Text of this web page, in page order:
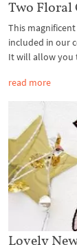
Two Floral
This
included in our
It will allow you
read more
Lovely